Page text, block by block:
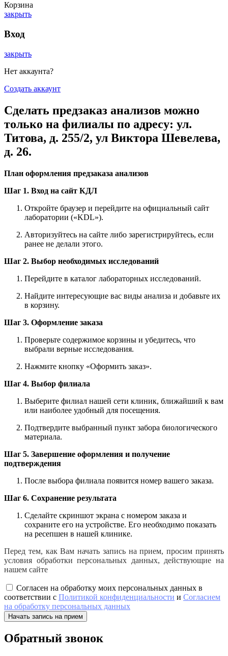
Корзина
закрыть
Вход
закрыть
Нет аккаунта?
Создать аккаунт
Сделать предзаказ анализов можно
только на филиалы по адресу: ул.
Титова, д. 255/2, ул Виктора Шевелева,
д. 26.
План оформления предзаказа анализов
Шаг 1. Вход на сайт КДЛ
Откройте браузер и перейдите на официальный сайт
лаборатории («KDL»).
Авторизуйтесь на сайте либо зарегистрируйтесь, если
ранее не делали этого.
Шаг 2. Выбор необходимых исследований
Перейдите в каталог лабораторных исследований.
Найдите интересующие вас виды анализа и добавьте их
в корзину.
Шаг 3. Оформление заказа
Проверьте содержимое корзины и убедитесь, что
выбрали верные исследования.
Нажмите кнопку «Оформить заказ».
Шаг 4. Выбор филиала
Выберите филиал нашей сети клиник, ближайший к вам
или наиболее удобный для посещения.
Подтвердите выбранный пункт забора биологического
материала.
Шаг 5. Завершение оформления и получение
подтверждения
После выбора филиала появится номер вашего заказа.
Шаг 6. Сохранение результата
Сделайте скриншот экрана с номером заказа и
сохраните его на устройстве. Его необходимо показать
на ресепшен в нашей клинике.
Перед тем, как Вам начать запись на прием, просим принять
условия обработки персональных данных, действующие на
нашем сайте
Согласен на обработку моих персональных данных в
соответствии с Политикой конфиденциальности и Согласием
на обработку персональных данных
Начать запись на прием
Обратный звонок